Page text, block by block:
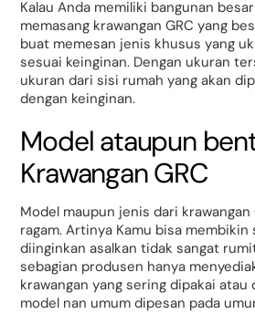
Kalau Anda memiliki bangunan
memasang krawangan GRC yang
buat memesan jenis khusus yang
sesuai keinginan. Dengan ukuran
ukuran dari sisi rumah yang akan
dengan keinginan.
Model ataupun
Krawangan GRC
Model maupun jenis dari krawangan
ragam. Artinya Kamu bisa
diinginkan asalkan tidak sangat
sebagian produsen hanya
krawangan yang sering dipakai atau
model nan umum dipesan pada